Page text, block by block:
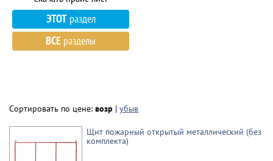
ЭТОТраздел
ВСЕ разделы
Сортировать по цене: возр | убыв
Щит пожарный открытый металлический (без
комплекта)